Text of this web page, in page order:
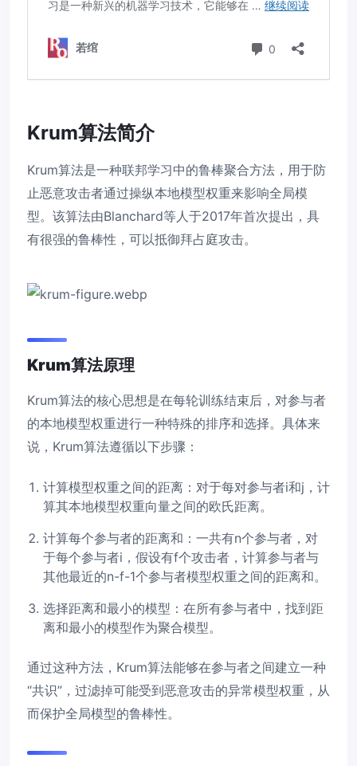
Krum算法简介
Krum算法是一种联邦学习中的鲁棒聚合方法，用于防
止恶意攻击者通过操纵本地模型权重来影响全局模
型。该算法由Blanchard等人于2017年首次提出，具
有很强的鲁棒性，可以抵御拜占庭攻击。
Krum算法原理
Krum算法的核心思想是在每轮训练结束后，对参与者
的本地模型权重进行一种特殊的排序和选择。具体来
说，Krum算法遵循以下步骤：
计算模型权重之间的距离：对于每对参与者i和j，计
算其本地模型权重向量之间的欧氏距离。
计算每个参与者的距离和：一共有n个参与者，对
于每个参与者i，假设有f个攻击者，计算参与者与
其他最近的n-f-1个参与者模型权重之间的距离和。
选择距离和最小的模型：在所有参与者中，找到距
离和最小的模型作为聚合模型。
通过这种方法，Krum算法能够在参与者之间建立一种
“共识”，过滤掉可能受到恶意攻击的异常模型权重，从
而保护全局模型的鲁棒性。